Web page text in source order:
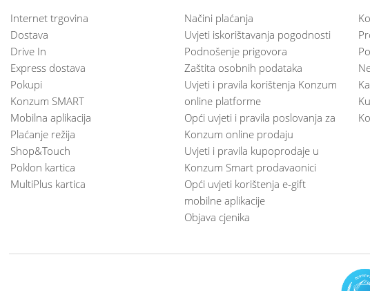
Internet trgovina
Dostava
Drive In
Express dostava
Pokupi
Konzum SMART
Mobilna aplikacija
Plaćanje režija
Shop&Touch
Poklon kartica
MultiPlus kartica
Načini plaćanja
Uvjeti iskorištavanja pogodnosti
Podnošenje prigovora
Zaštita osobnih podataka
Uvjeti i pravila korištenja Konzum
online platforme
Opći uvjeti i pravila poslovanja za
Konzum online prodaju
Uvjeti i pravila kupoprodaje u
Konzum Smart prodavaonici
Opći uvjeti korištenja e-gift
mobilne aplikacije
Objava cjenika